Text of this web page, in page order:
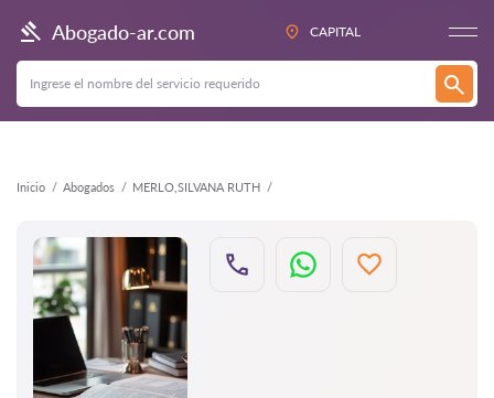
Abogado-ar.com CAPITAL
Inicio Abogados MERLO,SILVANA RUTH
Atrás